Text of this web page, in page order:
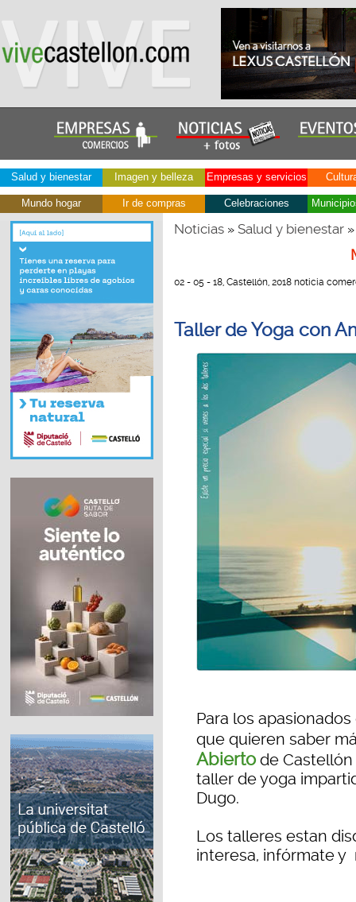
Salud y bienestar Imagen y belleza Empresas y servicios
Mundo hogar Ir de compras Celebraciones
Noticias» Salud y bienestar»
02 - 05 - 18, Castellón, 2018 noticia
Taller de Yoga con
Para los
que quieren saber
Abiertode Castellón
taller de yoga
Dugo.
Los talleres estan
interesa, infórmate y